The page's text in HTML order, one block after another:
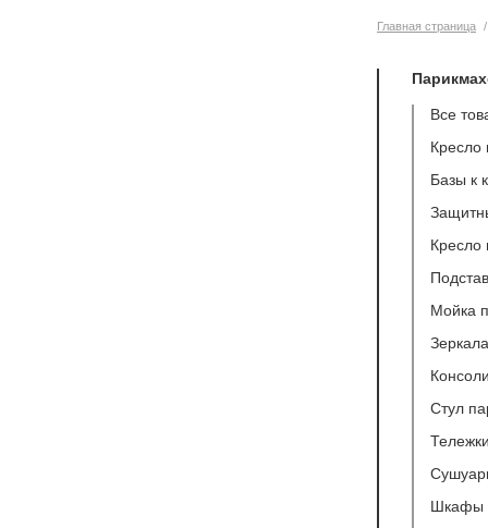
Главная страница /
Все
Кресло
Базы к
Кресло
Мойка
Стул
Шкафы